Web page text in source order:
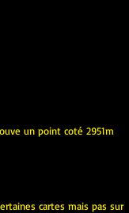
un point coté 2951m
cartes mais pas sur